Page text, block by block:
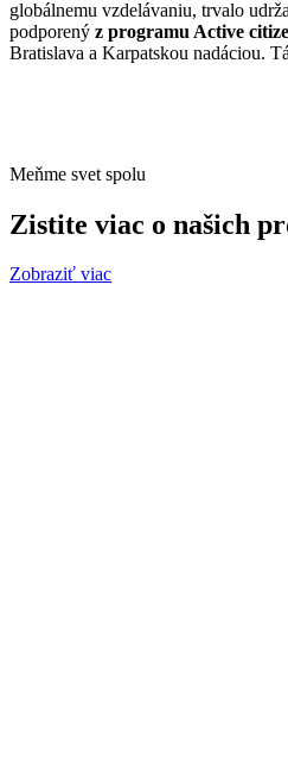
globálnemu vzdelávaniu, trvalo
podporený z programu Active
Bratislava a Karpatskou nadáciou.
Meňme svet spolu
Zistite viac o našich
Zobraziť viac